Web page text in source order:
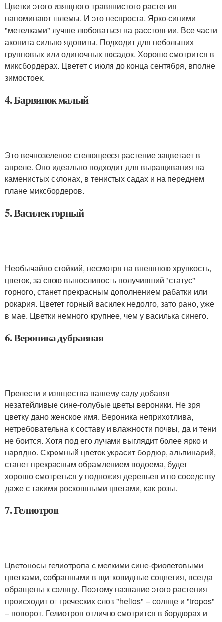
Цветки этого изящного травянистого растения
напоминают шлемы. И это неспроста. Ярко-синими
"метелками" лучше любоваться на расстоянии. Все части
аконита сильно ядовиты. Подходит для небольших
групповых или одиночных посадок. Хорошо смотрится в
миксбордерах. Цветет с июля до конца сентября, вполне
зимостоек.
4. Барвинок малый
Это вечнозеленое стелющееся растение зацветает в
апреле. Оно идеально подходит для выращивания на
каменистых склонах, в тенистых садах и на переднем
плане миксбордеров.
5. Василек горный
Необычайно стойкий, несмотря на внешнюю хрупкость,
цветок, за свою выносливость получивший "статус"
горного, станет прекрасным дополнением рабатки или
рокария. Цветет горный василек недолго, зато рано, уже
в мае. Цветки немного крупнее, чем у василька синего.
6. Вероника дубравная
Прелести и изящества вашему саду добавят
незатейливые сине-голубые цветы вероники. Не зря
цветку дано женское имя. Вероника неприхотлива,
нетребовательна к составу и влажности почвы, да и тени
не боится. Хотя под его лучами выглядит более ярко и
нарядно. Скромный цветок украсит бордюр, альпинарий,
станет прекрасным обрамлением водоема, будет
хорошо смотреться у подножия деревьев и по соседству
даже с такими роскошными цветами, как розы.
7. Гелиотроп
Цветоносы гелиотропа с мелкими сине-фиолетовыми
цветками, собранными в щитковидные соцветия, всегда
обращены к солнцу. Поэтому название этого растения
происходит от греческих слов "helios" – солнце и "tropos"
– поворот. Гелиотроп отлично смотрится в бордюрах и